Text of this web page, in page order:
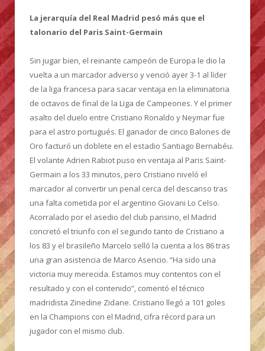
La jerarquía del Real Madrid pesó más que el
talonario del Paris Saint-Germain
Sin jugar bien, el reinante campeón de Europa le dio la
vuelta a un marcador adverso y venció ayer 3-1 al líder
de la liga francesa para sacar ventaja en la eliminatoria
de octavos de final de la Liga de Campeones. Y el primer
asalto del duelo entre Cristiano Ronaldo y Neymar fue
para el astro portugués. El ganador de cinco Balones de
Oro facturó un doblete en el estadio Santiago Bernabéu.
El volante Adrien Rabiot puso en ventaja al Paris Saint-
Germain a los 33 minutos, pero Cristiano niveló el
marcador al convertir un penal cerca del descanso tras
una falta cometida por el argentino Giovani Lo Celso.
Acorralado por el asedio del club parisino, el Madrid
concretó el triunfo con el segundo tanto de Cristiano a
los 83 y el brasileño Marcelo selló la cuenta a los 86 tras
una gran asistencia de Marco Asencio. “Ha sido una
victoria muy merecida. Estamos muy contentos con el
resultado y con el contenido”, comentó el técnico
madridista Zinedine Zidane. Cristiano llegó a 101 goles
en la Champions con el Madrid, cifra récord para un
jugador con el mismo club.